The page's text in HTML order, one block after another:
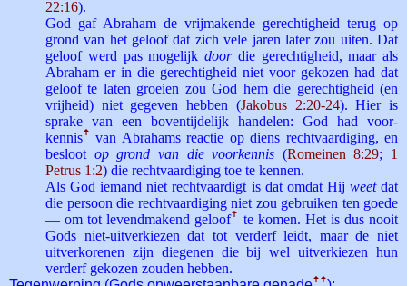
22:16).
God gaf Abraham de vrijmakende gerechtigheid terug op
grond van het geloof dat zich vele jaren later zou uiten. Dat
geloof werd pas mogelijk doordie gerechtigheid, maar als
Abraham er in die gerechtigheid niet voor gekozen had dat
geloof te laten groeien zou God hem die gerechtigheid (en
vrijheid) niet gegeven hebben (Jakobus 2:20-24). Hier is
sprake van een boventijdelijk handelen: God had voor­
kennisꜛ van Abrahams reactie op diens rechtvaardiging, en
besloot op grond van die voorkennis (Romeinen 8:29; 1
Petrus 1:2) die rechtvaardiging toe te kennen.
Als God iemand niet rechtvaardigt is dat omdat Hij weetdat
die persoon die rechtvaardiging niet zou gebruiken ten goede
— om tot levendmakend geloofꜛ te komen. Het is dus nooit
Gods niet-uitverkiezen dat tot verderf leidt, maar de niet
uitverkorenen zijn diegenen die bij wel uitverkiezen hun
verderf gekozen zouden hebben.